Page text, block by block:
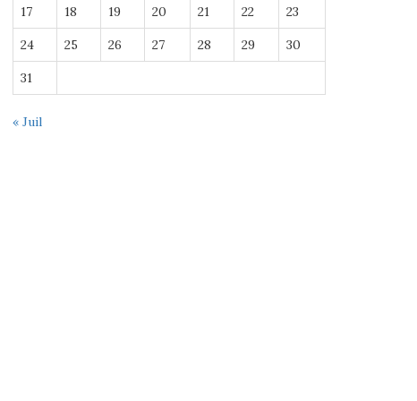
17 18 19 20 21 22 23
24 25 26 27 28 29 30
31
« Juil